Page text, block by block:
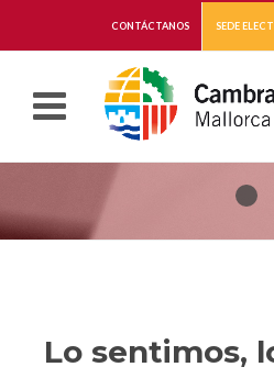
CONTÁCTANOS SEDE
Lo sentimos,